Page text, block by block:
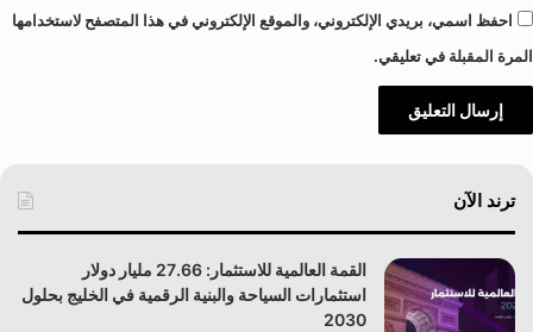
داحفظ اسمي، بريدي الإلكتروني، والموقع الإلكتروني في هذا المتصفح لاستخدامها
المرة المقبلة في تعليقي.
ترند الآن
القمة العالمية للاستثمار: 27.66 مليار دولار
استثمارات السياحة والبنية الرقمية في الخليج بحلول
2030